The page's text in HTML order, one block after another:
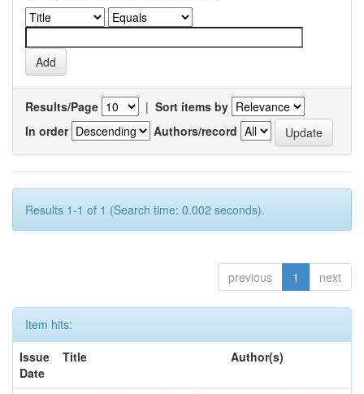
Results/Page | Sort items by
In order
Authors/record
Results 1-1 of 1 (Search time: 0.002 seconds).
previous 1 next
Item hits:
Issue
Date
Title Author(s)